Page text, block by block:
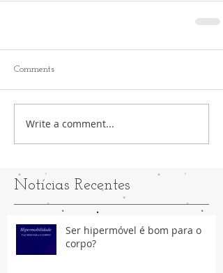
Comments
Write a comment...
Notícias Recentes
Ser hipermóvel é bom para o
corpo?